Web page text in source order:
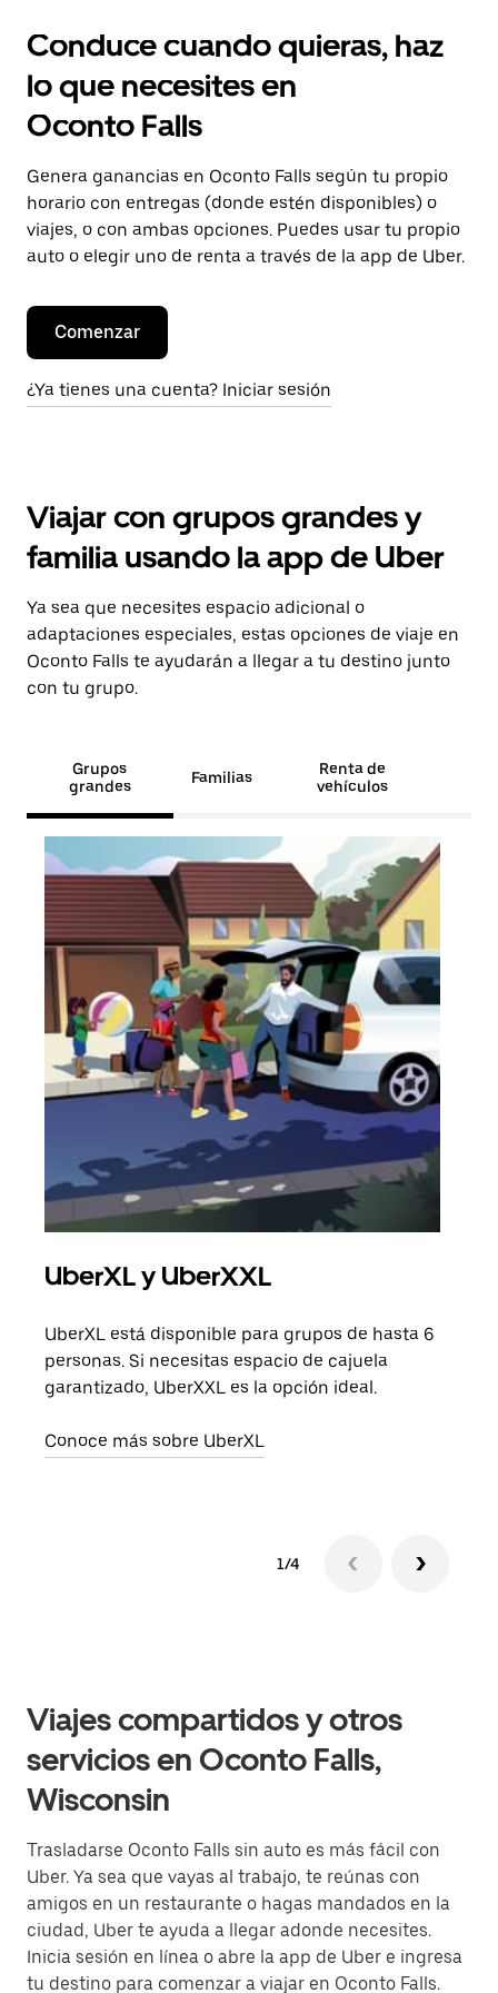
Conduce cuando quieras, haz
lo que necesites en
Oconto Falls
Genera ganancias en Oconto Falls según tu propio
horario con entregas (donde estén disponibles) o
viajes, o con ambas opciones. Puedes usar tu propio
auto o elegir uno de renta a través de la app de Uber.
Comenzar
¿Ya tienes una cuenta? Iniciar sesión
Viajar con grupos grandes y
familia usando la app de Uber
Ya sea que necesites espacio adicional o
adaptaciones especiales, estas opciones de viaje en
Oconto Falls te ayudarán a llegar a tu destino junto
con tu grupo.
Grupos
grandes
Familias
Renta de
vehículos
UberXL y UberXXL
UberXL está disponible para grupos de hasta 6
personas. Si necesitas espacio de cajuela
garantizado, UberXXL es la opción ideal.
Conoce más sobre UberXL
1/4
Viajes compartidos y otros
servicios en Oconto Falls,
Wisconsin
Trasladarse Oconto Falls sin auto es más fácil con
Uber. Ya sea que vayas al trabajo, te reúnas con
amigos en un restaurante o hagas mandados en la
ciudad, Uber te ayuda a llegar adonde necesites.
Inicia sesión en línea o abre la app de Uber e ingresa
tu destino para comenzar a viajar en Oconto Falls.